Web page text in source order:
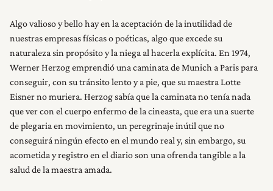
Algo valioso y bello hay en la aceptación de la inutilidad de
nuestras empresas físicas o poéticas, algo que excede su
naturaleza sin propósito y la niega al hacerla explícita. En 1974,
Werner Herzog emprendió una caminata de Munich a Paris para
conseguir, con su tránsito lento y a pie, que su maestra Lotte
Eisner no muriera. Herzog sabía que la caminata no tenía nada
que ver con el cuerpo enfermo de la cineasta, que era una suerte
de plegaria en movimiento, un peregrinaje inútil que no
conseguirá ningún efecto en el mundo real y, sin embargo, su
acometida y registro en el diario son una ofrenda tangible a la
salud de la maestra amada.